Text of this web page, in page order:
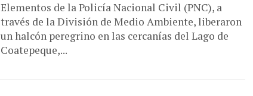
Elementos de la Policía Nacional Civil (PNC), a
través de la División de Medio Ambiente, liberaron
un halcón peregrino en las cercanías del Lago de
Coatepeque,...